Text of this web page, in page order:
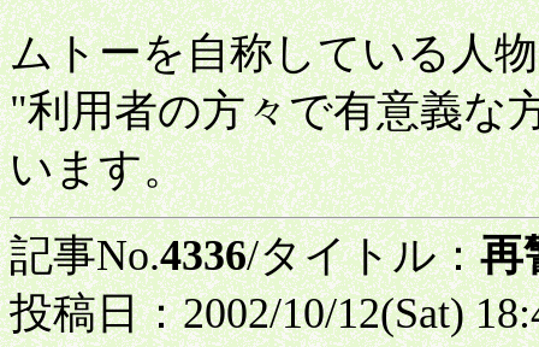
ムトーを自称している人
"利用者の方々で有意義な
います。
記事No.4336/タイトル：再
投稿日：2002/10/12(Sat)